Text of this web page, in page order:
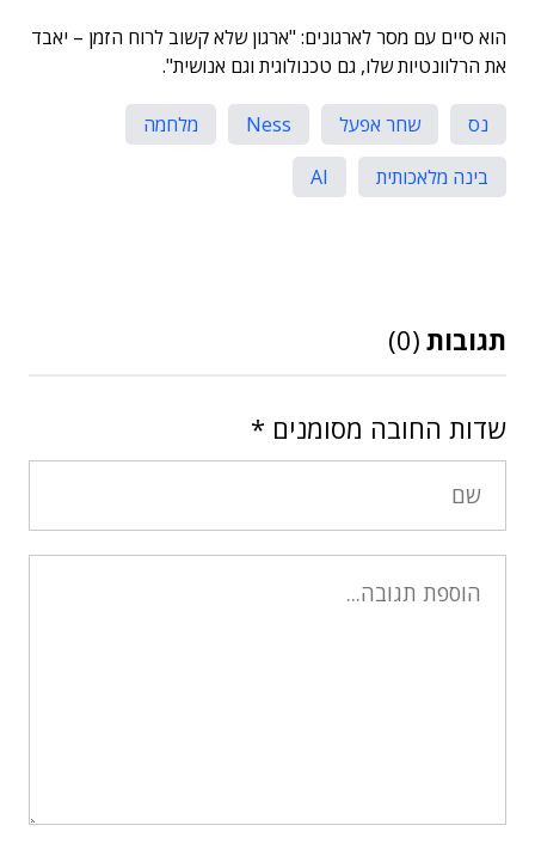
הוא סיים עם מסר לארגונים: "ארגון שלא קשוב לרוח הזמן – יאבד
את הרלוונטיות שלו, גם טכנולוגית וגם אנושית".
נס שחר אפעל Ness
מלחמה
בינה מלאכותית
AI
תגובות (0)
שדות החובה מסומנים *